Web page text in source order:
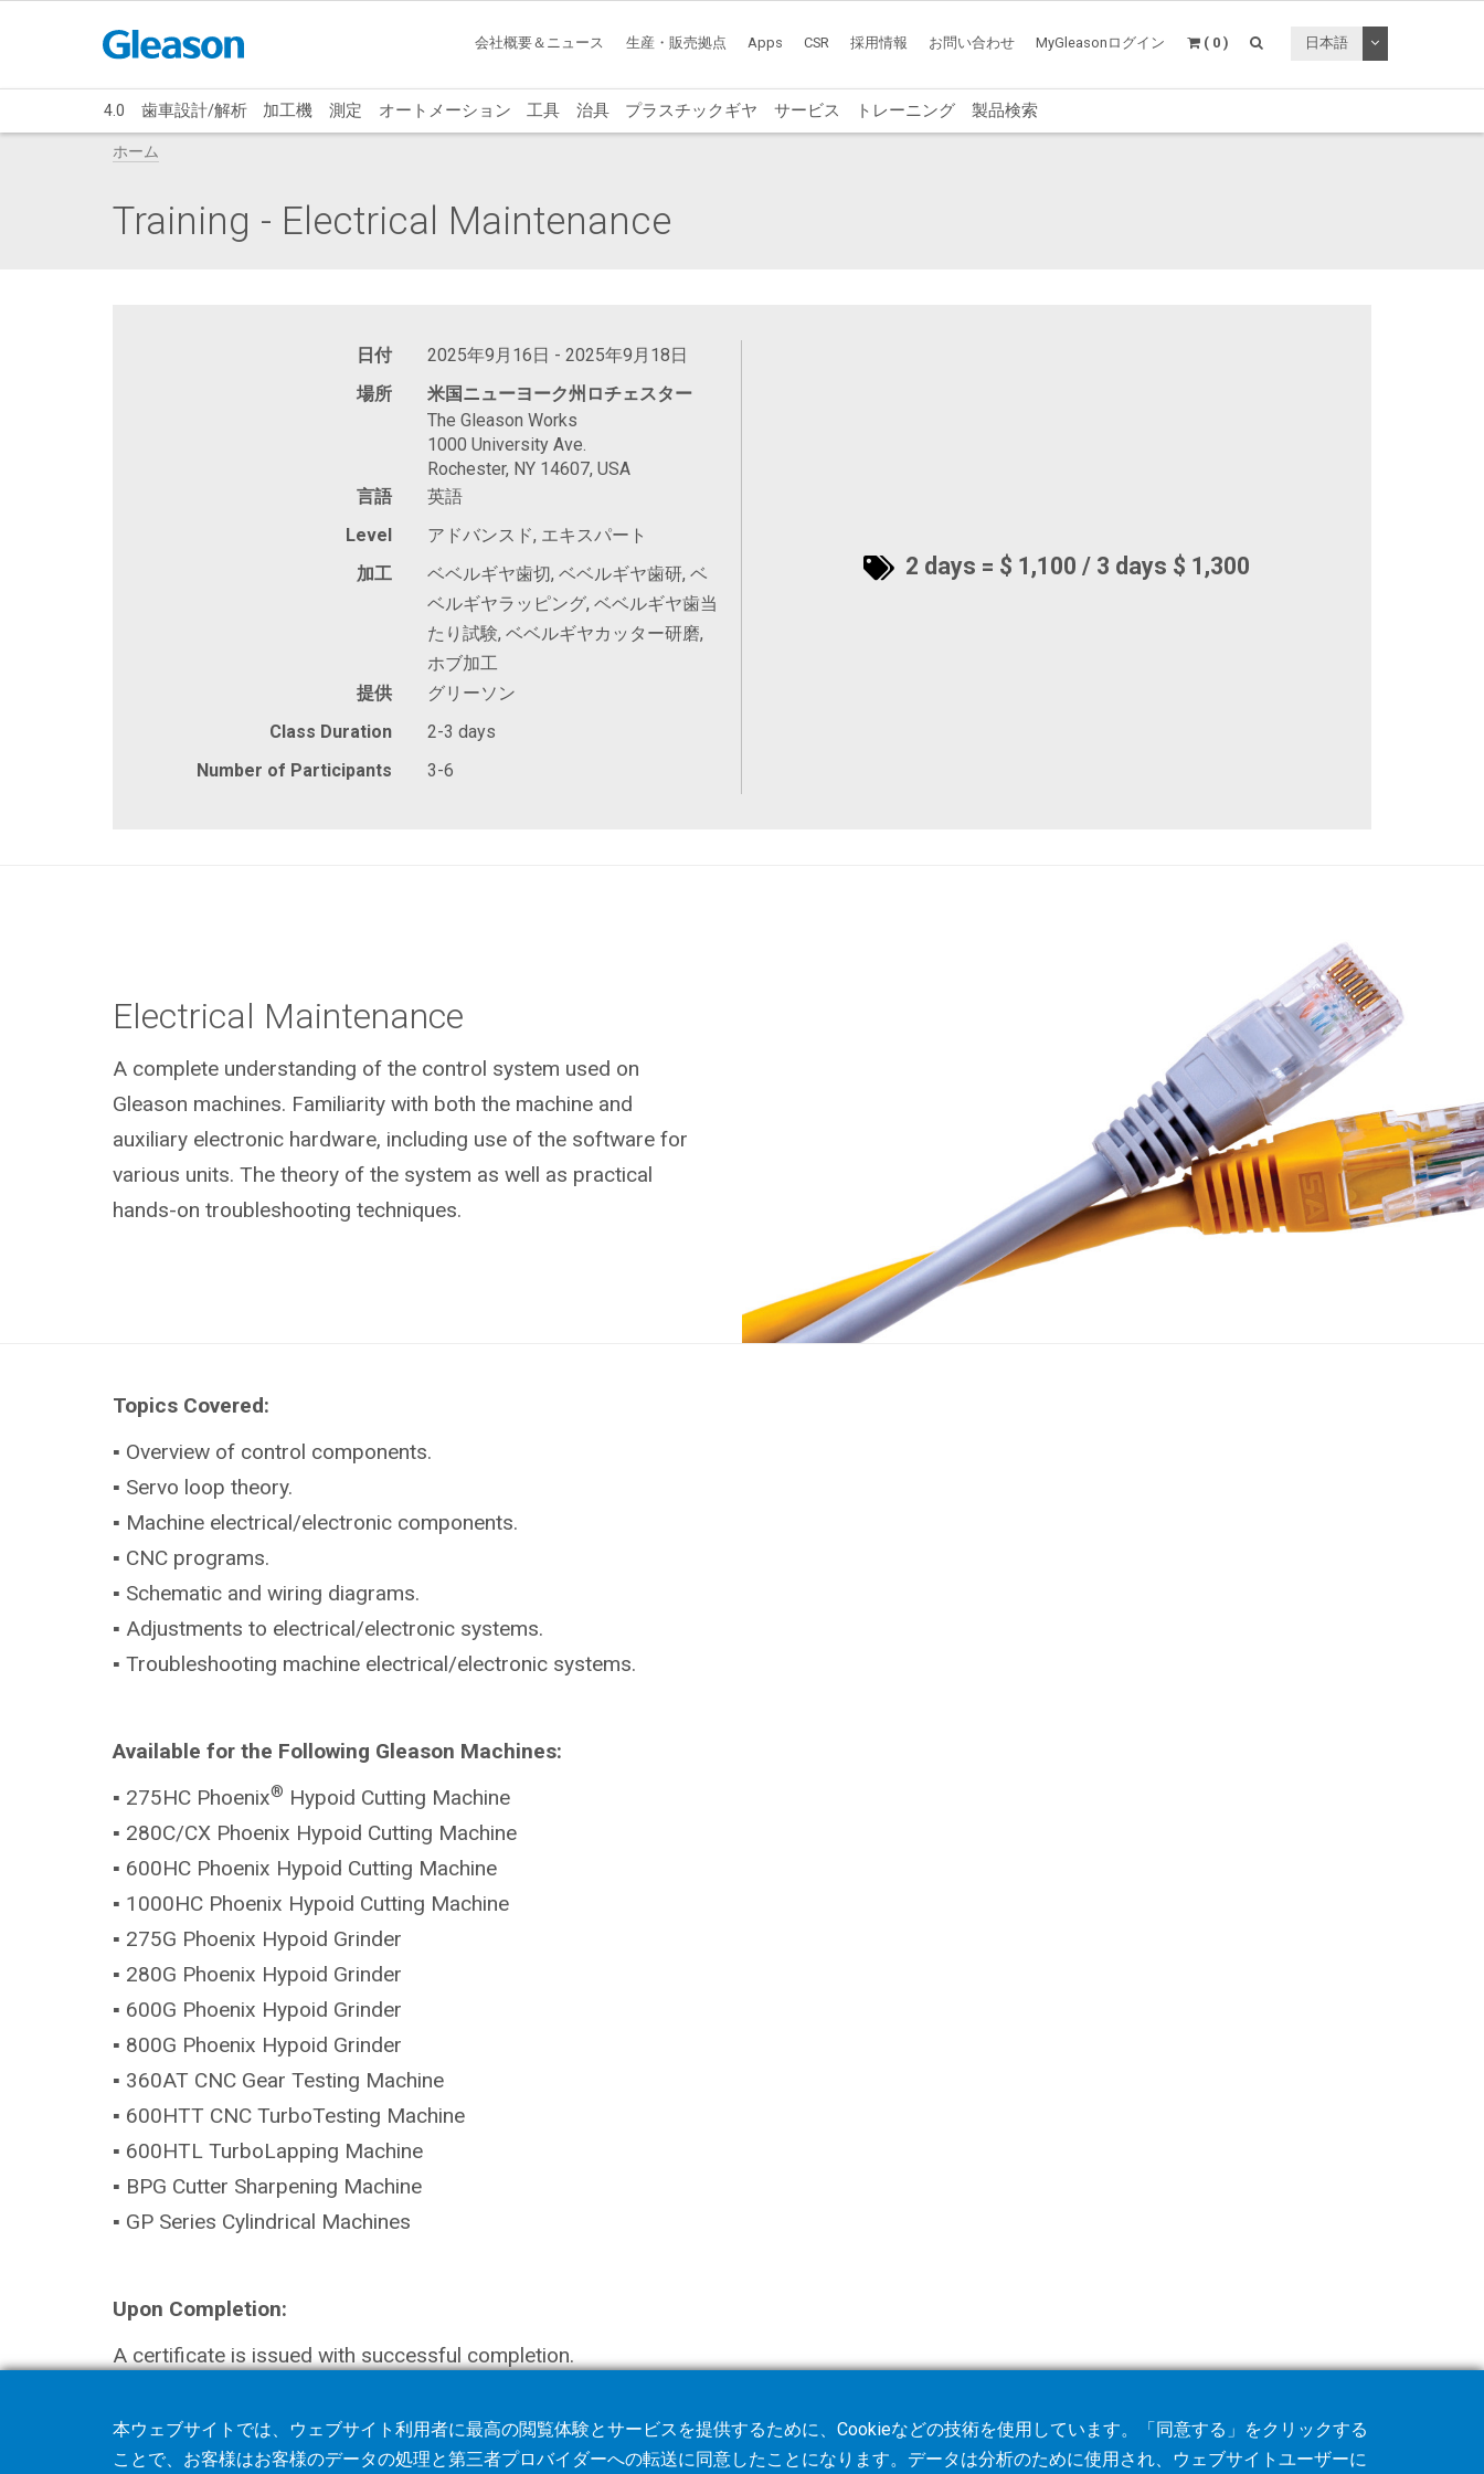
会社概要＆ニュース 生産・販売拠点 Apps CSR 採用情報 お問い合わせ MyGleasonログイン ( 0 ) 日本語 トグルドロップ
4.0 歯車設計/解析 加工機 測定 オートメーション 工具 治具 プラスチックギヤ サービス トレーニング 製品検索
ホーム
Training - Electrical Maintenance
日付
2025年9月16日 - 2025年9月18日
場所
米国ニューヨーク州ロチェスター
The Gleason Works
1000 University Ave.
Rochester, NY 14607, USA
言語
英語
Level
アドバンスド, エキスパート
加工
ベベルギヤ歯切, ベベルギヤ歯研, ベ
ベルギヤラッピング, ベベルギヤ歯当
たり試験, ベベルギヤカッター研磨,
ホブ加工
提供
グリーソン
Class Duration
2-3 days
Number of Participants
3-6
2 days = $ 1,100 / 3 days $ 1,300
Electrical Maintenance
A complete understanding of the control system used on
Gleason machines. Familiarity with both the machine and
auxiliary electronic hardware, including use of the software for
various units. The theory of the system as well as practical
hands-on troubleshooting techniques.
Topics Covered:
▪ Overview of control components.
▪ Servo loop theory.
▪ Machine electrical/electronic components.
▪ CNC programs.
▪ Schematic and wiring diagrams.
▪ Adjustments to electrical/electronic systems.
▪ Troubleshooting machine electrical/electronic systems.
Available for the Following Gleason Machines:
▪ 275HC Phoenix® Hypoid Cutting Machine
▪ 280C/CX Phoenix Hypoid Cutting Machine
▪ 600HC Phoenix Hypoid Cutting Machine
▪ 1000HC Phoenix Hypoid Cutting Machine
▪ 275G Phoenix Hypoid Grinder
▪ 280G Phoenix Hypoid Grinder
▪ 600G Phoenix Hypoid Grinder
▪ 800G Phoenix Hypoid Grinder
▪ 360AT CNC Gear Testing Machine
▪ 600HTT CNC TurboTesting Machine
▪ 600HTL TurboLapping Machine
▪ BPG Cutter Sharpening Machine
▪ GP Series Cylindrical Machines
Upon Completion:
A certificate is issued with successful completion.
本ウェブサイトでは、ウェブサイト利用者に最高の閲覧体験とサービスを提供するために、Cookieなどの技術を使用しています。「同意する」をクリックする
ことで、お客様はお客様のデータの処理と第三者プロバイダーへの転送に同意したことになります。データは分析のために使用され、ウェブサイトユーザーに